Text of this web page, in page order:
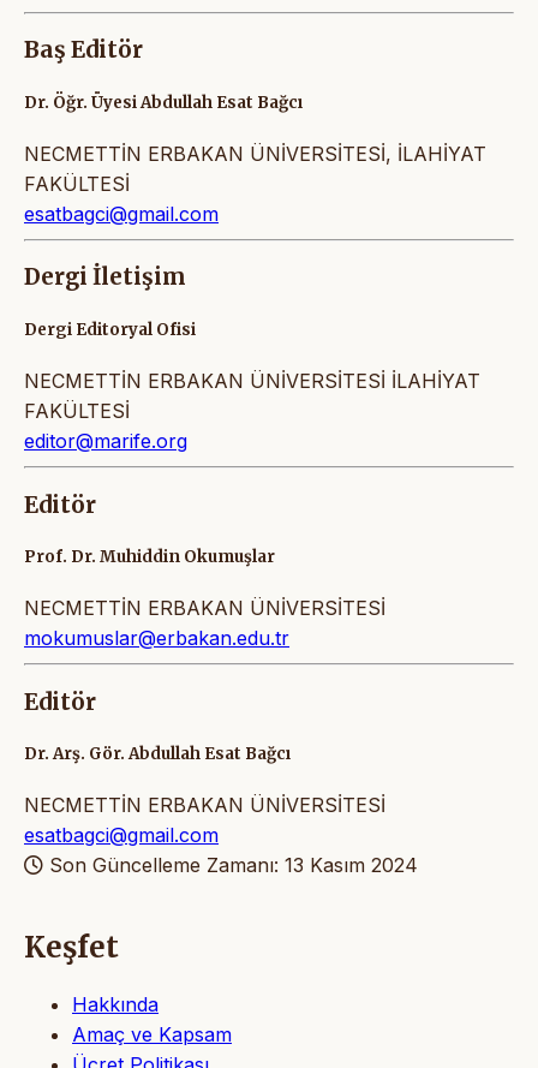
Baş Editör
Dr. Öğr. Üyesi Abdullah Esat Bağcı
NECMETTİN ERBAKAN ÜNİVERSİTESİ, İLAHİYAT
FAKÜLTESİ
esatbagci@gmail.com
Dergi İletişim
Dergi Editoryal Ofisi
NECMETTİN ERBAKAN ÜNİVERSİTESİ İLAHİYAT
FAKÜLTESİ
editor@marife.org
Editör
Prof. Dr. Muhiddin Okumuşlar
NECMETTİN ERBAKAN ÜNİVERSİTESİ
mokumuslar@erbakan.edu.tr
Editör
Dr. Arş. Gör. Abdullah Esat Bağcı
NECMETTİN ERBAKAN ÜNİVERSİTESİ
esatbagci@gmail.com
Son Güncelleme Zamanı: 13 Kasım 2024
Keşfet
Hakkında
Amaç ve Kapsam